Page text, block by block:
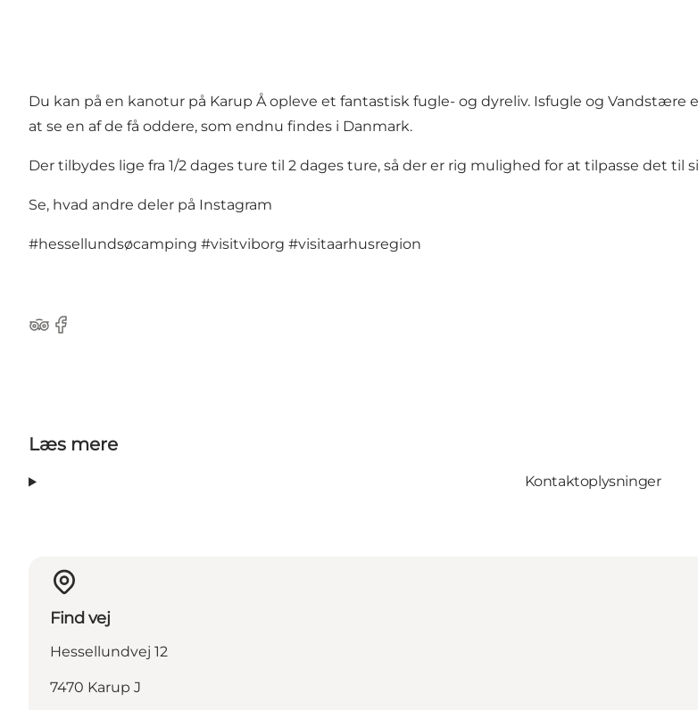
Du kan på en kanotur på Karup Å opleve et fantastisk fugle- og dyreliv. Isfugle og
at se en af de få oddere, som endnu findes i Danmark.
Der tilbydes lige fra 1/2 dages ture til 2 dages ture, så der er rig mulighed for at tilpasse det til
Se, hvad andre deler på Instagram
#hessellundsøcamping #visitviborg #visitaarhusregion
TripAdvisor
Facebook
Læs mere
Kontaktoplysninger
Find vej
Hessellundvej 12
7470 Karup J